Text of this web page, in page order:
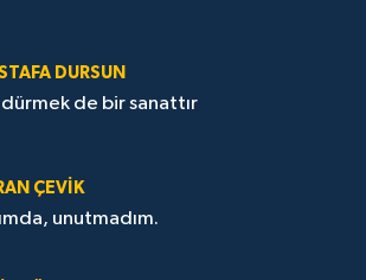
DURSUN
de bir sanattır
ÇEVİK
unutmadım.